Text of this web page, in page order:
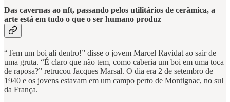
Das cavernas ao nft, passando pelos utilitários de cerâmica, a
arte está em tudo o que o ser humano produz
“Tem um boi ali dentro!” disse o jovem Marcel Ravidat ao sair de
uma gruta. “É claro que não tem, como caberia um boi em uma toca
de raposa?” retrucou Jacques Marsal. O dia era 2 de setembro de
1940 e os jovens estavam em um campo perto de Montignac, no sul
da França.